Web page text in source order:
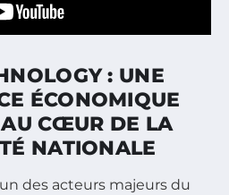
: UNE
ÉCONOMIQUE
CŒUR DE LA
NATIONALE
des acteurs majeurs du